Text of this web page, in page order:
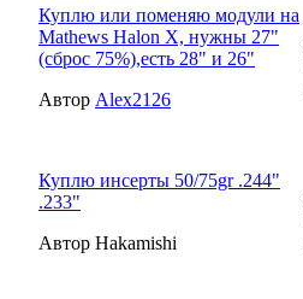
Куплю или поменяю модули на
Mathews Halon X, нужны 27"
(сброс 75%),есть 28" и 26"
Автор Alex2126
Куплю инсерты 50/75gr .244"
.233"
Автор Hakamishi